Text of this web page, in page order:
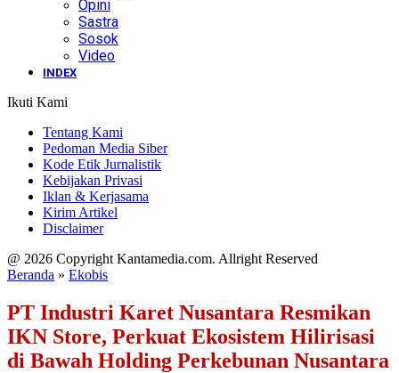
Opini
Sastra
Sosok
Video
INDEX
Ikuti Kami
Tentang Kami
Pedoman Media Siber
Kode Etik Jurnalistik
Kebijakan Privasi
Iklan & Kerjasama
Kirim Artikel
Disclaimer
@ 2026 Copyright Kantamedia.com. Allright Reserved
Beranda » Ekobis
PT Industri Karet Nusantara Resmikan
IKN Store, Perkuat Ekosistem Hilirisasi
di Bawah Holding Perkebunan Nusantara